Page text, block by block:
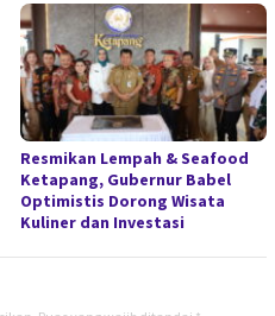
Resmikan Lempah & Seafood
Ketapang, Gubernur Babel
Optimistis Dorong Wisata
Kuliner dan Investasi